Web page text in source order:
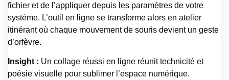
fichier et de l’appliquer depuis les paramètres de votre
système. L’outil en ligne se transforme alors en atelier
itinérant où chaque mouvement de souris devient un geste
d’orfèvre.
Insight : Un collage réussi en ligne réunit technicité et
poésie visuelle pour sublimer l’espace numérique.